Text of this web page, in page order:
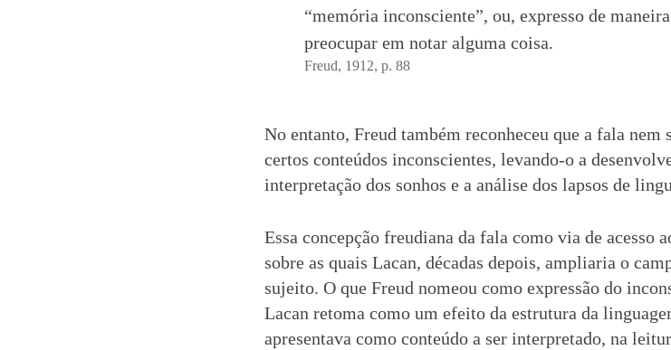
“memória inconsciente”, ou, expresso de
preocupar em notar alguma coisa.
Freud, 1912, p. 88
No entanto, Freud também reconheceu que a fala nem
certos conteúdos inconscientes, levando-o a
interpretação dos sonhos e a análise dos lapsos de
Essa concepção freudiana da fala como via de acesso
sobre as quais Lacan, décadas depois, ampliaria o
sujeito. O que Freud nomeou como expressão do
Lacan retoma como um efeito da estrutura da
apresentava como conteúdo a ser interpretado, na